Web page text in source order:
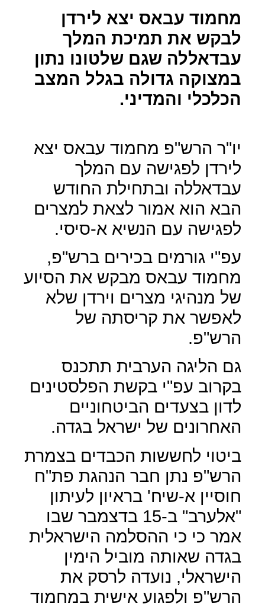
מחמוד עבאס יצא לירדן
לבקש את תמיכת המלך
עבדאללה שגם שלטונו נתון
במצוקה גדולה בגלל המצב
הכלכלי והמדיני.
יו"ר הרש"פ מחמוד עבאס יצא
לירדן לפגישה עם המלך
עבדאללה ובתחילת החודש
הבא הוא אמור לצאת למצרים
לפגישה עם הנשיא א-סיסי.
עפ"י גורמים בכירים ברש"פ,
מחמוד עבאס מבקש את הסיוע
של מנהיגי מצרים וירדן שלא
לאפשר את קריסתה של
הרש"פ.
גם הליגה הערבית תתכנס
בקרוב עפ"י בקשת הפלסטינים
לדון בצעדים הביטחוניים
האחרונים של ישראל בגדה.
ביטוי לחששות הכבדים בצמרת
הרש"פ נתן חבר הנהגת פת"ח
חוסיין א-שיח' בראיון לעיתון
"אלערב" ב-15 בדצמבר שבו
אמר כי כי ההסלמה הישראלית
בגדה שאותה מוביל הימין
הישראלי, נועדה לרסק את
הרש"פ ולפגוע אישית במחמוד